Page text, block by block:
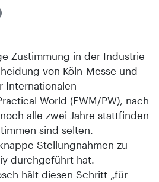
Zustimmung in der Industrie
von Köln-Messe und
Internationalen
World (EWM/PW), nach
alle zwei Jahre stattfinden
sind selten.
Stellungnahmen zu
durchgeführt hat.
hält diesen Schritt „für